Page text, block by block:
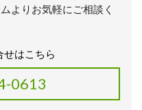
よりお気軽にご相談く
せはこちら
0613